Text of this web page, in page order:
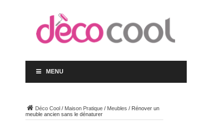
MENU
Déco Cool/ Maison Pratique/ Meubles / Rénover un
meuble ancien sans le dénaturer